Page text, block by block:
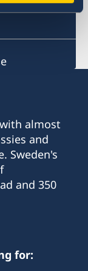
almost
and
Sweden's
and 350
for: